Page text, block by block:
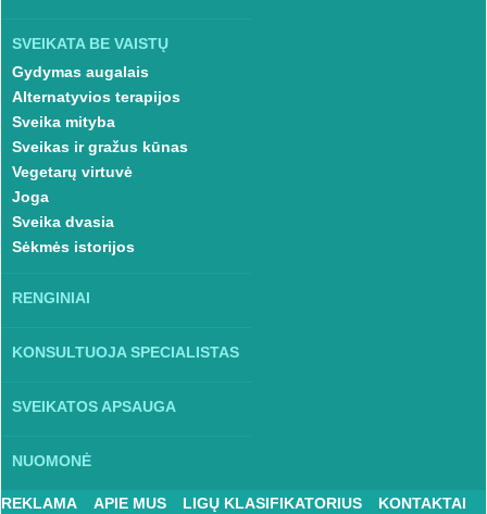
SVEIKATA BE VAISTŲ
Gydymas augalais
Alternatyvios terapijos
Sveika mityba
Sveikas ir gražus kūnas
Vegetarų virtuvė
Joga
Sveika dvasia
Sėkmės istorijos
RENGINIAI
KONSULTUOJA SPECIALISTAS
SVEIKATOS APSAUGA
NUOMONĖ
REKLAMA APIE MUS LIGŲ KLASIFIKATORIUS KONTAKTAI